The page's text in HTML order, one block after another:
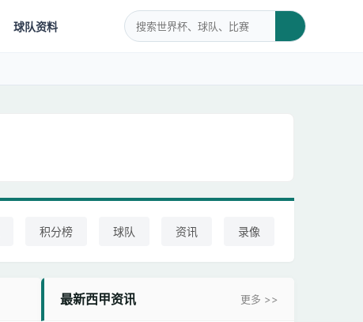
球队资料
积分榜 球队 资讯 录像
最新西甲资讯 更多 >>